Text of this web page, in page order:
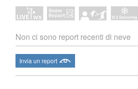
Non ci sono report recenti di neve
Invia un report